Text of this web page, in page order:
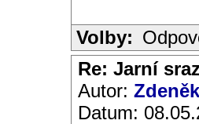
Volby:
Re: Jarní
Autor: Zdeněk
Datum: